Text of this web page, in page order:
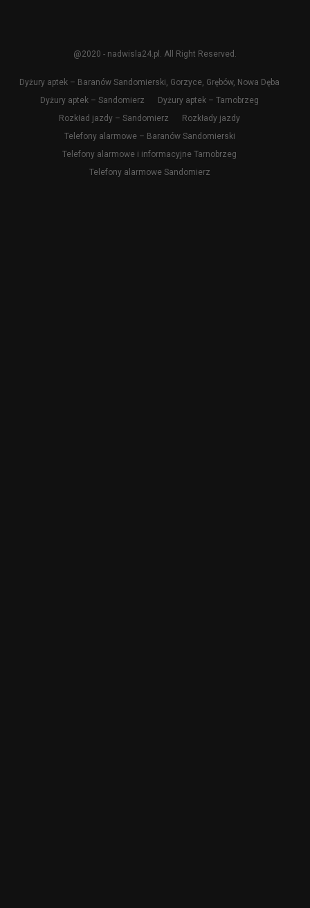
@2020 - nadwisla24.pl. All Right Reserved.
Dyżury aptek – Baranów Sandomierski, Gorzyce, Grębów, Nowa Dęba
Dyżury aptek – Sandomierz
Dyżury aptek – Tarnobrzeg
Rozkład jazdy – Sandomierz
Rozkłady jazdy
Telefony alarmowe – Baranów Sandomierski
Telefony alarmowe i informacyjne Tarnobrzeg
Telefony alarmowe Sandomierz